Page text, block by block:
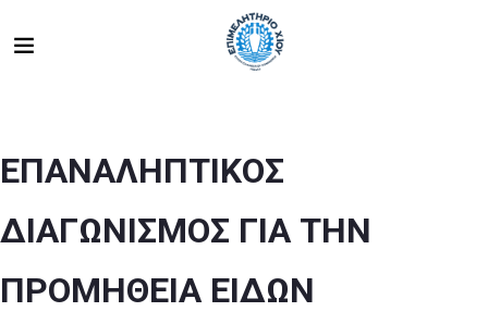
ΕΠΑΝΑΛΗΠΤΙΚΟΣ
ΔΙΑΓΩΝΙΣΜΟΣ ΓΙΑ ΤΗΝ
ΠΡΟΜΗΘΕΙΑ ΕΙΔΩΝ